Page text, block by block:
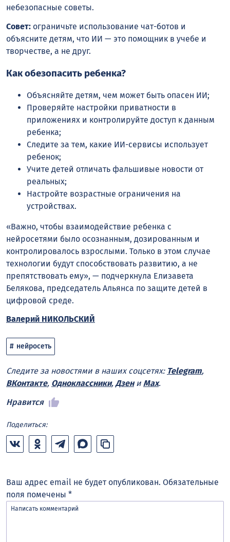
небезопасные советы.
Совет: ограничьте использование чат-ботов и
объясните детям, что ИИ — это помощник в учебе и
творчестве, а не друг.
Как обезопасить ребенка?
Объясняйте детям, чем может быть опасен ИИ;
Проверяйте настройки приватности в
приложениях и контролируйте доступ к данным
ребенка;
Следите за тем, какие ИИ-сервисы использует
ребенок;
Учите детей отличать фальшивые новости от
реальных;
Настройте возрастные ограничения на
устройствах.
«Важно, чтобы взаимодействие ребенка с
нейросетями было осознанным, дозированным и
контролировалось взрослыми. Только в этом случае
технологии будут способствовать развитию, а не
препятствовать ему», — подчеркнула Елизавета
Белякова, председатель Альянса по защите детей в
цифровой среде.
Валерий НИКОЛЬСКИЙ
нейросеть
Следите за новостями в наших соцсетях: Telegram,
ВКонтакте, Одноклассники, Дзени Max.
Нравится
Поделиться:
Ваш адрес email не будет опубликован. Обязательные
поля помечены *